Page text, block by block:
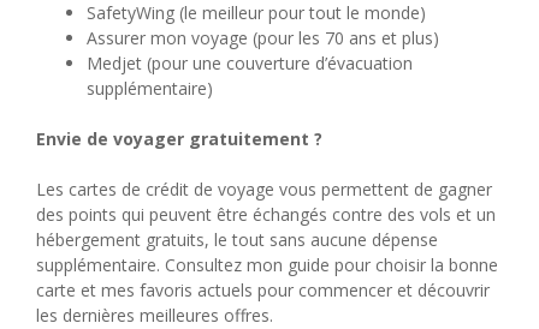
SafetyWing (le meilleur pour tout le monde)
Assurer mon voyage (pour les 70 ans et plus)
Medjet (pour une couverture d’évacuation
supplémentaire)
Envie de voyager gratuitement ?
Les cartes de crédit de voyage vous permettent de gagner
des points qui peuvent être échangés contre des vols et un
hébergement gratuits, le tout sans aucune dépense
supplémentaire. Consultez mon guide pour choisir la bonne
carte et mes favoris actuels pour commencer et découvrir
les dernières meilleures offres.